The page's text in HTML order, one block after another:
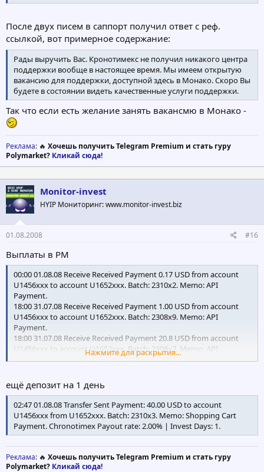
После двух писем в саппорт получил ответ с реф.
ссылкой, вот примерное содержание:
Рады выручить Вас. Кронотимекс не получил никакого центра
поддержки вообще в настоящее время. Мы имеем открытую
вакансию для поддержки, доступной здесь в Монако. Скоро Вы
будете в состоянии видеть качественные услуги поддержки.
Так что если есть желание занять вакансмю в Монако -
Реклама: 🔥 Хочешь получить Telegram Premium и стать гуру
Polymarket? Кликай сюда!
Monitor-invest
HYIP Мониторинг: www.monitor-invest.biz
01.08.2008 #16
Выплаты в PM
00:00 01.08.08 Receive Received Payment 0.17 USD from account
U1456xxx to account U1652xxx. Batch: 2310x2. Memo: API
Payment.
18:00 31.07.08 Receive Received Payment 1.00 USD from account
U1456xxx to account U1652xxx. Batch: 2308x9. Memo: API
Payment.
18:00 31.07.08 Receive Received Payment 20.8 USD from account
U1456xxx to account U1652xxx. Batch: 2308x7. Memo: API
Payment.
Нажмите для раскрытия...
ещё депозит на 1 день
02:47 01.08.08 Transfer Sent Payment: 40.00 USD to account
U1456xxx from U1652xxx. Batch: 2310x3. Memo: Shopping Cart
Payment. Chronotimex Payout rate: 2.00% | Invest Days: 1.
Реклама: 🔥 Хочешь получить Telegram Premium и стать гуру
Polymarket? Кликай сюда!